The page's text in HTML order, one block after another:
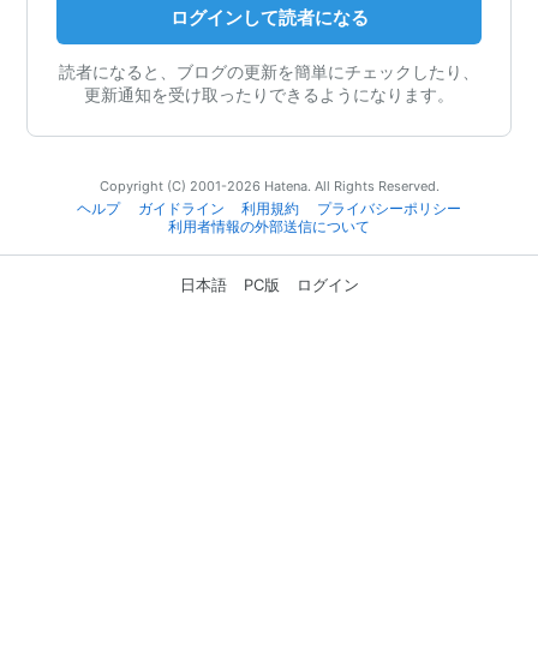
ログインして読者になる
読者になると、ブログの更新を簡単にチェックしたり、
更新通知を受け取ったりできるようになります。
Copyright (C) 2001-2026 Hatena. All Rights Reserved.
ヘルプ
ガイドライン 利用規約
プライバシーポリシー
利用者情報の外部送信について
日本語 PC版 ログイン